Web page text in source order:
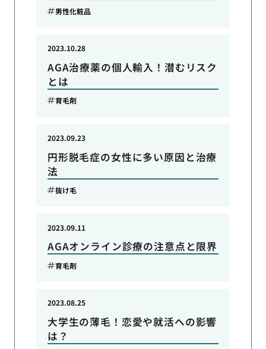
男性化粧品
AGA治療薬の個人輸入！潜むリスク
とは
2023.10.28
育毛剤
円形脱毛症の女性に多い原因と治療
法
2023.09.23
抜け毛
AGAオンライン診療の注意点と限界
2023.09.11
育毛剤
大学生の薄毛！恋愛や就活への影響
は？
2023.08.25